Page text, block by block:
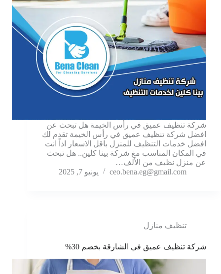
شركة تنظيف عميق في رأس الخيمة هل تبحث عن
افضل شركة تنظيف عميق في رأس الخيمة تقدم لك
افضل خدمات التنظيف للمنزل باقل الاسعار اذاً انت
في المكان المناسب مغ شركة بينا كلين.. هل تبحث
عن منزل نظيف من الألف…
ceo.bena.eg@gmail.com
يونيو 7, 2025
تنظيف منازل
شركة تنظيف عميق في الشارقة بخصم 30%